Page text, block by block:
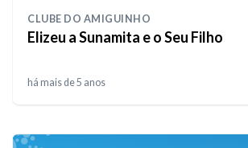
CLUBE DO AMIGUINHO
Elizeu a Sunamita e o Seu Filho
há mais de 5 anos